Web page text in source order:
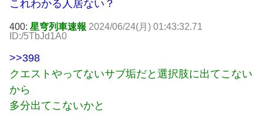
これわかる人居ない？
400: 星穹列車速報 2024/06/24(月) 01:43:32.71
ID:/5TbJd1A0
>>398
クエストやってないサブ垢だと選択肢に出てこない
から
多分出てこないかと